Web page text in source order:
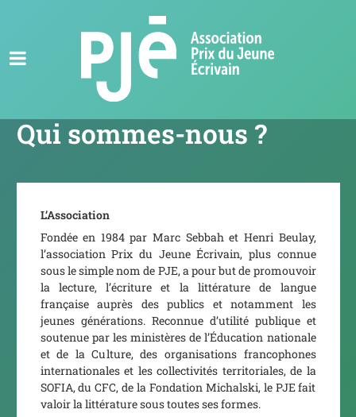
Qui sommes-nous ?
L’Association
Fondée en 1984 par Marc Sebbah et Henri Beulay,
l’association Prix du Jeune Écrivain, plus connue
sous le simple nom de PJE, a pour but de promouvoir
la lecture, l’écriture et la littérature de langue
française auprès des publics et notamment les
jeunes générations. Reconnue d’utilité publique et
soutenue par les ministères de l’Éducation nationale
et de la Culture, des organisations francophones
internationales et les collectivités territoriales, de la
SOFIA, du CFC, de la Fondation Michalski, le PJE fait
valoir la littérature sous toutes ses formes.